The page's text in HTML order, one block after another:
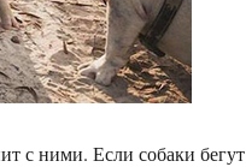
с ними. Если собаки бегут